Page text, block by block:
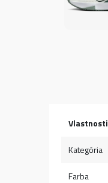
Vlastnosti
Kategória
Farba